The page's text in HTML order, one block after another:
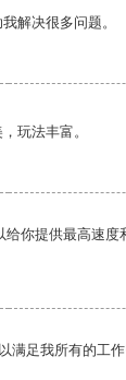
解决很多问题。
玩法丰富。
你提供最高速度
满足我所有的工